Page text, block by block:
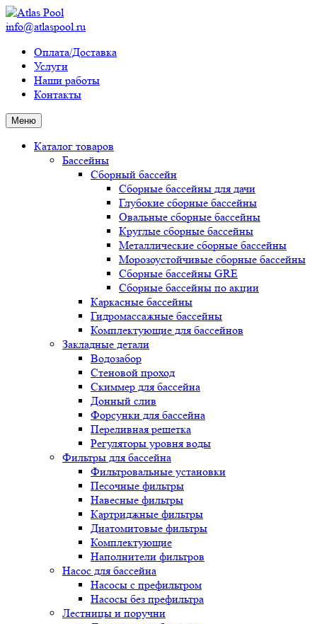
info@atlaspool.ru
Оплата/Доставка
Услуги
Наши работы
Контакты
Меню
Каталог товаров
Бассейны
Сборный бассейн
Сборные бассейны для дачи
Глубокие сборные бассейны
Овальные сборные бассейны
Круглые сборные бассейны
Металлические сборные бассейны
Морозоустойчивые сборные бассейны
Сборные бассейны GRE
Сборные бассейны по акции
Каркасные бассейны
Гидромассажные бассейны
Комплектующие для бассейнов
Закладные детали
Водозабор
Стеновой проход
Скиммер для бассейна
Донный слив
Форсунки для бассейна
Переливная решетка
Регуляторы уровня воды
Фильтры для бассейна
Фильтровальные установки
Песочные фильтры
Навесные фильтры
Картриджные фильтры
Диатомитовые фильтры
Комплектующие
Наполнители фильтров
Насос для бассейна
Насосы с префильтром
Насосы без префильтра
Лестницы и поручни